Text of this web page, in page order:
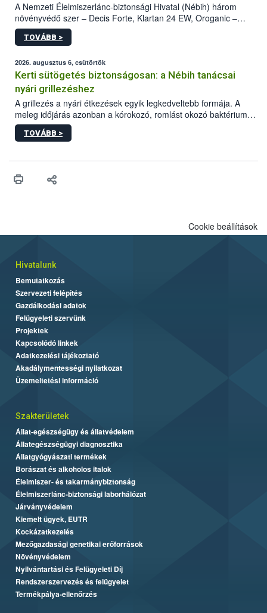
A Nemzeti Élelmiszerlánc-biztonsági Hivatal (Nébih) három
növényvédő szer – Decis Forte, Klartan 24 EW, Oroganic –
engedélyokiratát módosította, így azok a szüretet követően,
egészen a vesszőérettség (BBCH 91) stádiumáig
érésű szőlőkben is legyen lehetőség a károsító elleni további
védekezésre. Az Oroganic készítmény kis kiszerelésben kiskerti
felhasználók számára is elérhető és ökológiai termesztésben is
engedélyezett.
TOVÁBB >
2026. augusztus 6, csütörtök
Kerti sütögetés biztonságosan: a Nébih tanácsai
nyári grillezéshez
A grillezés a nyári étkezések egyik legkedveltebb formája. A
meleg időjárás azonban a kórokozó, romlást okozó baktériumok
gyorsabb szaporodásának is kedvez. A szabadtéri sütögetés
ezért nem csupán a megfelelő sütési technikáról szól: legalább
higiéniai szabályok betartása, a megfelelő hőkezelés, valamint a
biztonsági Hivatal (Nébih) Oktatási Programja összegyűjtötte a
TOVÁBB >
Cookie beállítások
Hivatalunk
Bemutatkozás
Szervezeti felépítés
Gazdálkodási adatok
Felügyeleti szervünk
Projektek
Kapcsolódó linkek
Adatkezelési tájékoztató
Akadálymentességi nyilatkozat
Üzemeltetési információ
Szakterületek
Állat-egészségügy és állatvédelem
Állategészségügyi diagnosztika
Állatgyógyászati termékek
Borászat és alkoholos italok
Élelmiszer- és takarmánybiztonság
Élelmiszerlánc-biztonsági laborhálózat
Járványvédelem
Kiemelt ügyek, EUTR
Kockázatkezelés
Mezőgazdasági genetikai erőforrások
Növényvédelem
Nyilvántartási és Felügyeleti Díj
Rendszerszervezés és felügyelet
Termékpálya-ellenőrzés